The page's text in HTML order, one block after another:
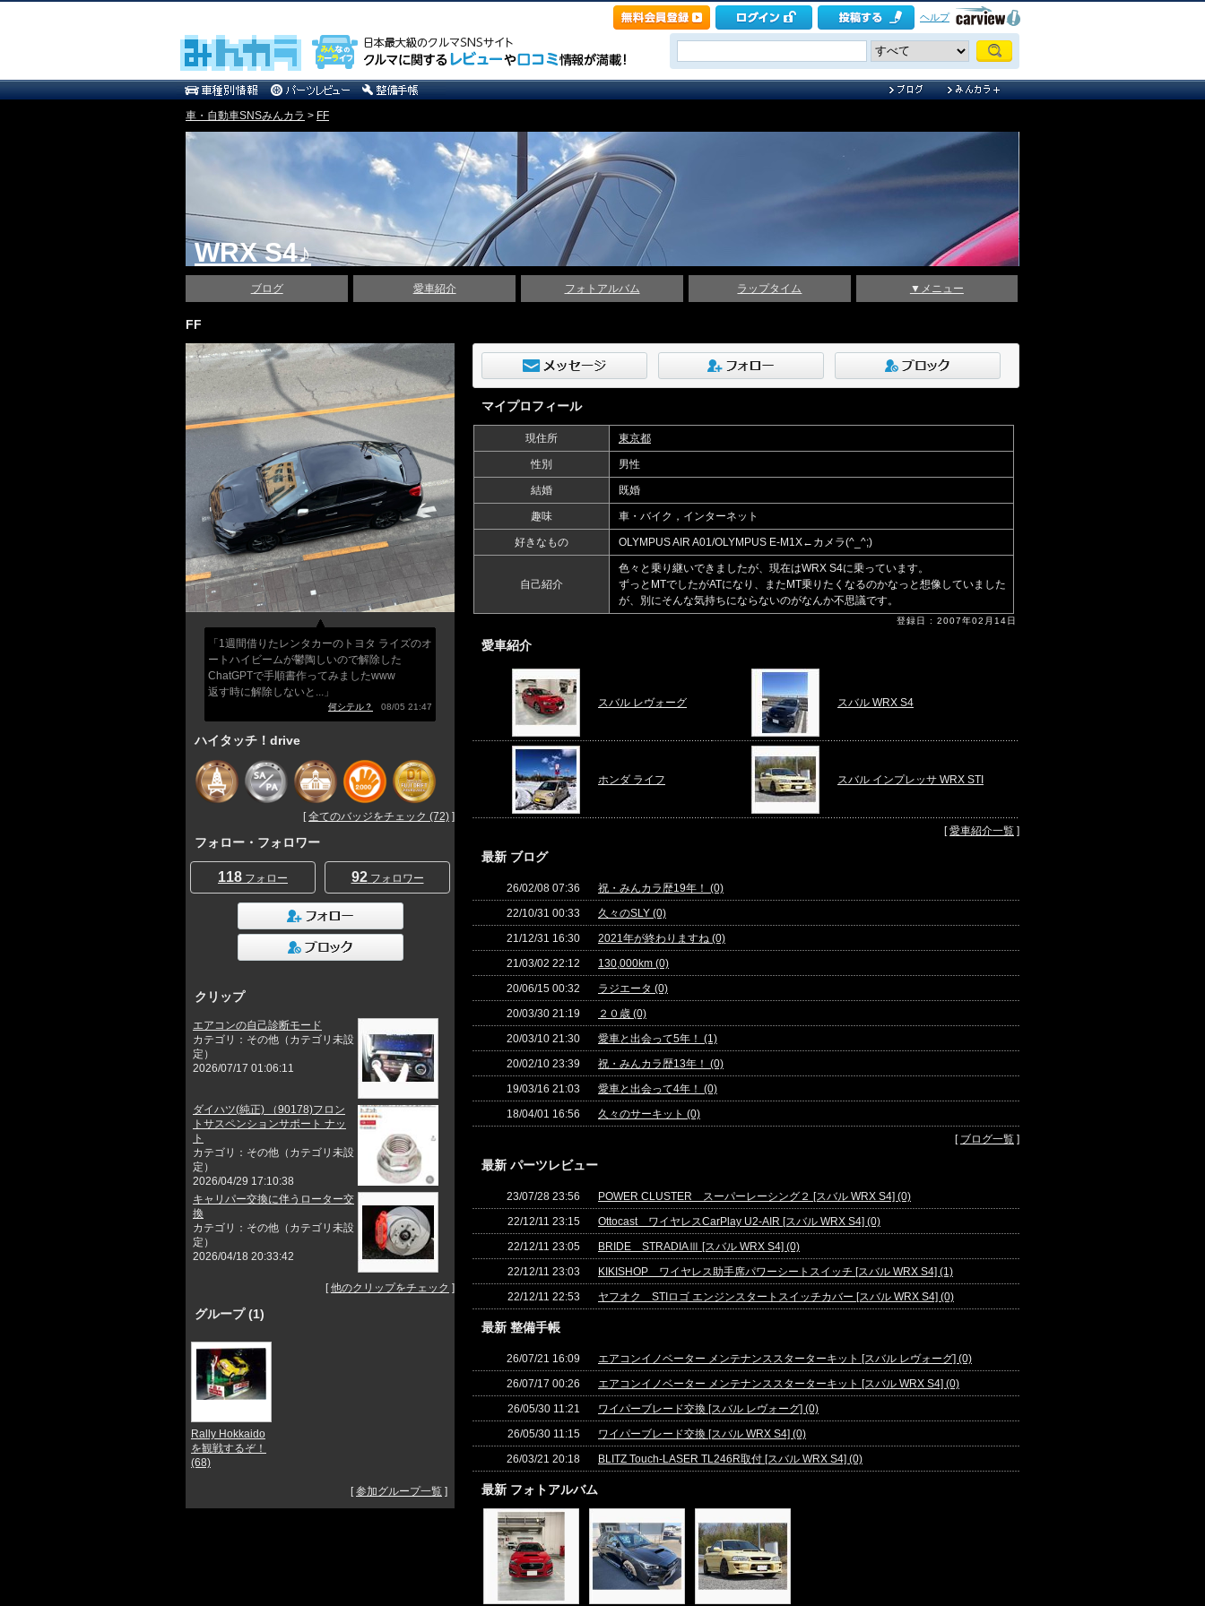
ヘルプ
車・自動車SNSみんカラ > FF
WRX S4♪
ブログ 愛車紹介 フォトアルバム ラップタイム ▼メニュー
FF
「1週間借りたレンタカーのトヨタ ライズのオ
ートハイビームが鬱陶しいので解除した
ChatGPTで手順書作ってみましたwww
返す時に解除しないと...」
何シテル？ 08/05 21:47
ハイタッチ！drive
[全てのバッジをチェック (72) ]
フォロー・フォロワー
118 フォロー 92フォロワー
クリップ
エアコンの自己診断モード
カテゴリ：その他（カテゴリ未設
定）
2026/07/17 01:06:11
ダイハツ(純正) （90178)フロン
トサスペンションサポート ナッ
ト
カテゴリ：その他（カテゴリ未設
定）
2026/04/29 17:10:38
キャリパー交換に伴うローター交
換
カテゴリ：その他（カテゴリ未設
定）
2026/04/18 20:33:42
[他のクリップをチェック ]
グループ (1)
Rally Hokkaido
を観戦するぞ！
(68)
[参加グループ一覧 ]
マイプロフィール
現住所 東京都
性別 男性
結婚 既婚
趣味 車・バイク，インターネット
好きなもの OLYMPUS AIR A01/OLYMPUS E-M1X←カメラ(^_^;)
自己紹介
色々と乗り継いできましたが、現在はWRX S4に乗っています。
ずっとMTでしたがATになり、またMT乗りたくなるのかなっと想像していました
が、別にそんな気持ちにならないのがなんか不思議です。
登録日 : 2007年02月14日
愛車紹介
スバル レヴォーグ スバル WRX S4
ホンダ ライフ スバル インプレッサ WRX STI
[愛車紹介一覧 ]
最新 ブログ
26/02/08 07:36
祝・みんカラ歴19年！ (0)
22/10/31 00:33
久々のSLY (0)
21/12/31 16:30
2021年が終わりますね (0)
21/03/02 22:12
130,000km (0)
20/06/15 00:32
ラジエータ (0)
20/03/30 21:19
２０歳 (0)
20/03/10 21:30
愛車と出会って5年！ (1)
20/02/10 23:39
祝・みんカラ歴13年！ (0)
19/03/16 21:03
愛車と出会って4年！ (0)
18/04/01 16:56
久々のサーキット (0)
[ ブログ一覧 ]
最新 パーツレビュー
23/07/28 23:56
POWER CLUSTER スーパーレーシング２ [スバル WRX S4] (0)
22/12/11 23:15
Ottocast ワイヤレスCarPlay U2-AIR [スバル WRX S4] (0)
22/12/11 23:05
BRIDE STRADIAⅢ [スバル WRX S4] (0)
22/12/11 23:03
KIKISHOP ワイヤレス助手席パワーシートスイッチ [スバル WRX S4] (1)
22/12/11 22:53
ヤフオク STIロゴ エンジンスタートスイッチカバー [スバル WRX S4] (0)
最新 整備手帳
26/07/21 16:09
エアコンイノベーター メンテナンススターターキット [スバル レヴォーグ] (0)
26/07/17 00:26
エアコンイノベーター メンテナンススターターキット [スバル WRX S4] (0)
26/05/30 11:21
ワイパーブレード交換 [スバル レヴォーグ] (0)
26/05/30 11:15
ワイパーブレード交換 [スバル WRX S4] (0)
26/03/21 20:18
BLITZ Touch-LASER TL246R取付 [スバル WRX S4] (0)
最新 フォトアルバム